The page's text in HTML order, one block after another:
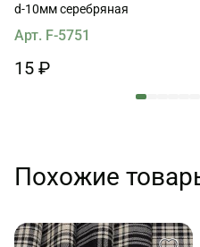
d-10мм серебряная
Арт. F-5751
15 ₽
Похожие